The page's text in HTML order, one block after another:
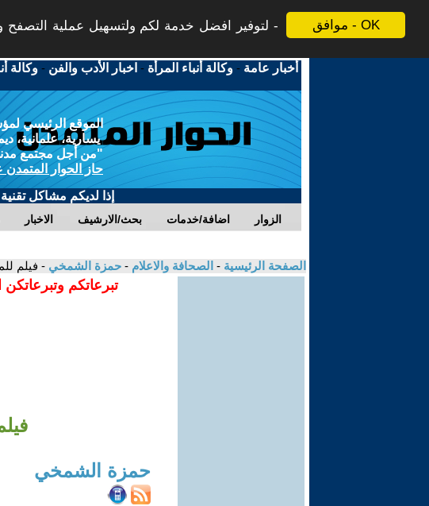
موافق - OK
لتوفير افضل خدمة لكم ولتسهيل عملية التصفح
أخبار عامة -وكالة أنباء المرأة - اخبار الأدب والفن -وكالة
الموقع الرئيسي
يسارية، علمانية،
"من أجل مجتمع
حاز الحوار المتمدن
إذا لديكم مشاكل
الاخبار بحث/الارشيف اضافة/خدمات الزوار
الصفحة الرئيسية - الصحافة والاعلام - حمزة الشمخي - فيلم
تبرعاتكم
حمزة الشمخي